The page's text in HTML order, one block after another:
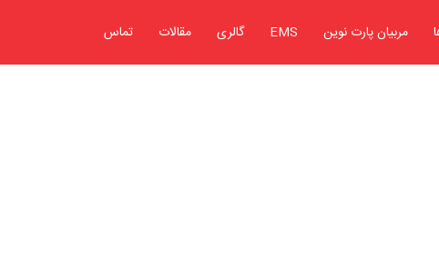
مربیان پارت نوین EMS گالری مقالات تماس